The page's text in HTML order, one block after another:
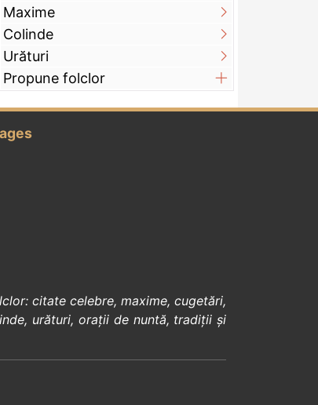
Maxime
Colinde
Urături
Propune folclor
: citate celebre, maxime,cugetări,
, urături, orații de nuntă, tradiții și